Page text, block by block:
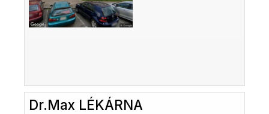
Dr.Max LÉKÁRNA